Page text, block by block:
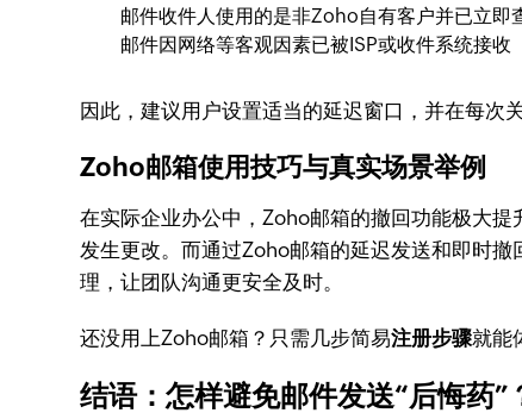
邮件收件人使用的是非Zoho自有客户并已立即
邮件因网络等客观因素已被ISP或收件系统接收
因此，建议用户设置适当的延迟窗口，并在每次
Zoho邮箱使用技巧与真实场景举例
在实际企业办公中，Zoho邮箱的撤回功能极大
发生更改。而通过Zoho邮箱的延迟发送和即时
理，让团队沟通更安全及时。
还没用上Zoho邮箱？只需几步简易注册步骤就能
结语：怎样避免邮件发送“后悔药”